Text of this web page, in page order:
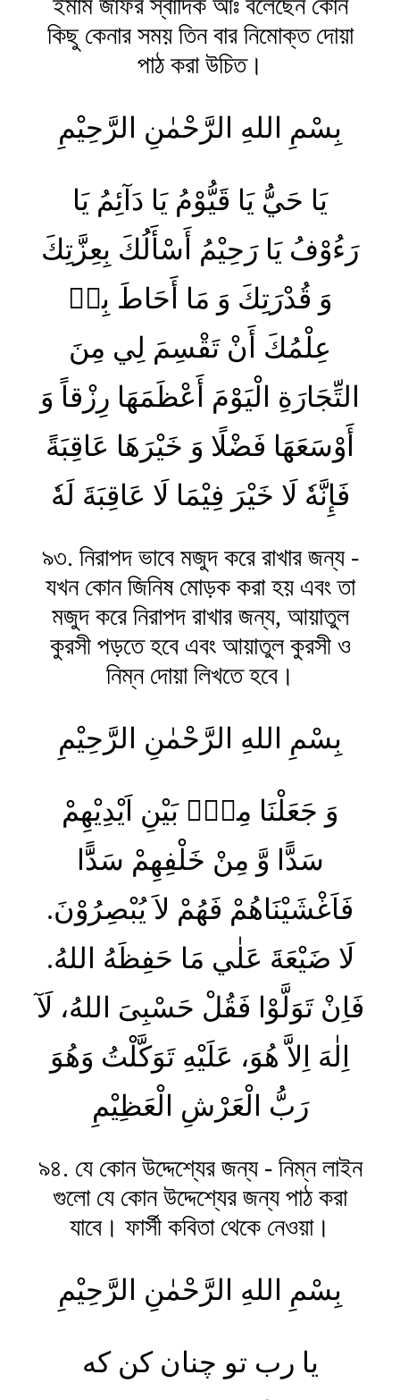
ইমাম জাফর স্বাদিক আঃ বলেছেন কোন
কিছু কেনার সময় তিন বার নিমোক্ত দোয়া
পাঠ করা উচিত।
بِسْمِ اللهِ الرَّحْمٰنِ الرَّحِیْمِ
يَا حَيُّ يَا قَيُّوْمُ يَا دَآئِمُ يَا
رَءُوْفُ يَا رَحِيْمُ أَسْأَلُكَ بِعِزَّتِكَ
وَ قُدْرَتِكَ وَ مَا أَحَاطَ بِهٖ
عِلْمُكَ أَنْ تَقْسِمَ لِي مِنَ
التِّجَارَةِ الْيَوْمَ أَعْظَمَهَا رِزْقاً وَ
أَوْسَعَهَا فَضْلًا وَ خَيْرَهَا عَاقِبَةً
فَإِنَّهٗ لَا خَيْرَ فِيْمَا لَا عَاقِبَةَ لَهٗ
৯৩. নিরাপদ ভাবে মজুদ করে রাখার জন্য -
যখন কোন জিনিষ মোড়ক করা হয় এবং তা
মজুদ করে নিরাপদ রাখার জন্য, আয়াতুল
কুরসী পড়তে হবে এবং আয়াতুল কুরসী ও
নিম্ন দোয়া লিখতে হবে।
بِسْمِ اللهِ الرَّحْمٰنِ الرَّحِیْمِ
وَ جَعَلْنَا مِنْۢ بَيْنِ اَيْدِيْهِمْ
سَدًّا وَّ مِنْ خَلْفِهِمْ سَدًَّا
فَاَغْشَيْنَاهُمْ فَهُمْ لاَ يُبْصِرُوْنَ.
لَا ضَيْعَةَ عَلٰي مَا حَفِظَهُ اللهُ.
فَاِنْ تَوَلَّوْا فَقُلْ حَسْبِىَ اللهُ، لَآ
اِلٰهَ اِلاَّ هُوَ، عَلَيْهِ تَوَكَّلْتُ وَهُوَ
رَبُّ الْعَرْشِ الْعَظِيْمِ
৯৪. যে কোন উদ্দেশ্যের জন্য - নিম্ন লাইন
গুলো যে কোন উদ্দেশ্যের জন্য পাঠ করা
যাবে। ফার্সী কবিতা থেকে নেওয়া।
بِسْمِ اللهِ الرَّحْمٰنِ الرَّحِیْمِ
یا رب تو چنان کن که